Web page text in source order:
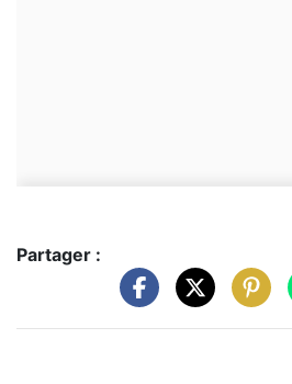
Partager :